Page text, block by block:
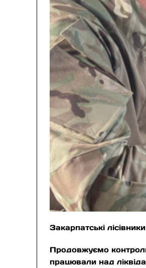
Закарпатські
Продовжуємо
працювали над